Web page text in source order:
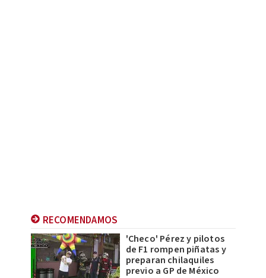
RECOMENDAMOS
'Checo' Pérez y pilotos
de F1 rompen piñatas y
preparan chilaquiles
previo a GP de México